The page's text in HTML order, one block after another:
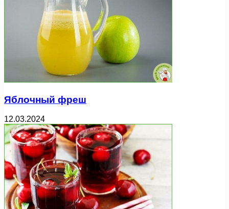
Яблочный фреш
12.03.2024